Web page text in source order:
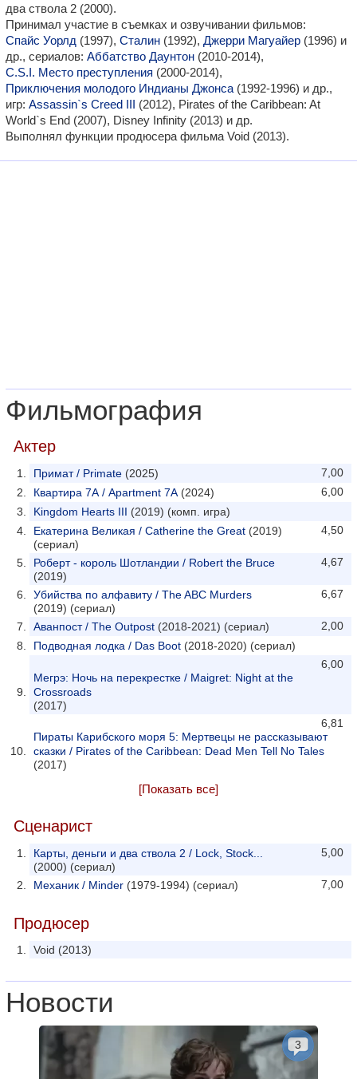
два ствола 2 (2000).
Принимал участие в съемках и озвучивании фильмов:
Спайс Уорлд (1997), Сталин (1992), Джерри Магуайер (1996) и
др., сериалов: Аббатство Даунтон (2010-2014),
C.S.I. Место преступления (2000-2014),
Приключения молодого Индианы Джонса (1992-1996) и др.,
игр: Assassin`s Creed III (2012), Pirates of the Caribbean: At
World`s End (2007), Disney Infinity (2013) и др.
Выполнял функции продюсера фильма Void (2013).
Фильмография
Актер
7,00
Примат / Primate (2025)
6,00
Квартира 7А / Apartment 7A (2024)
Kingdom Hearts III (2019) (комп. игра)
4,50
Екатерина Великая / Catherine the Great (2019)
(сериал)
4,67
Роберт - король Шотландии / Robert the Bruce
(2019)
6,67
Убийства по алфавиту / The ABC Murders
(2019) (сериал)
2,00
Аванпост / The Outpost (2018-2021) (сериал)
Подводная лодка / Das Boot (2018-2020) (сериал)
6,00
Мегрэ: Ночь на перекрестке / Maigret: Night at the
Crossroads
(2017)
6,81
Пираты Карибского моря 5: Мертвецы не рассказывают
сказки / Pirates of the Caribbean: Dead Men Tell No Tales
(2017)
[Показать все]
Сценарист
5,00
Карты, деньги и два ствола 2 / Lock, Stock...
(2000) (сериал)
7,00
Механик / Minder (1979-1994) (сериал)
Продюсер
Void (2013)
Новости
3